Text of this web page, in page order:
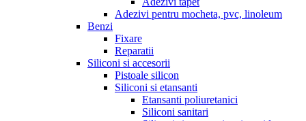
Adezivi pentru mocheta, pvc, linoleum
Benzi
Fixare
Reparatii
Siliconi si accesorii
Pistoale silicon
Siliconi si etansanti
Etansanti poliuretanici
Siliconi sanitari